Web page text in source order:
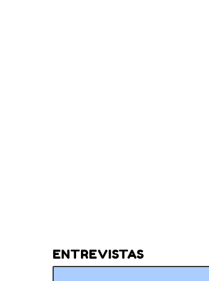
ENTREVISTAS